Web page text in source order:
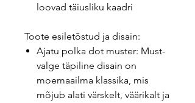
loovad täiusliku kaadri
Toote esiletõstud ja disain:
Ajatu polka dot muster: Must-
valge täpiline disain on
moemaailma klassika, mis
mõjub alati värskelt, väärikalt ja